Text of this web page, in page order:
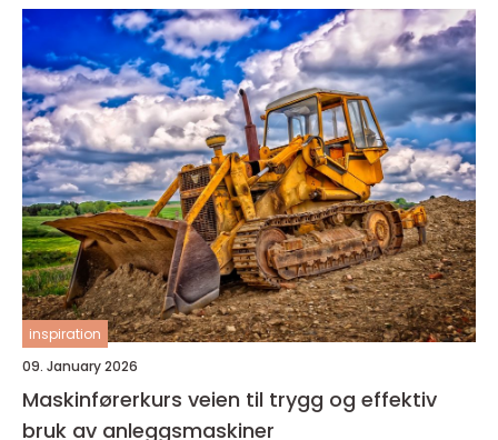
inspiration
09. January 2026
Maskinførerkurs veien til trygg og effektiv
bruk av anleggsmaskiner